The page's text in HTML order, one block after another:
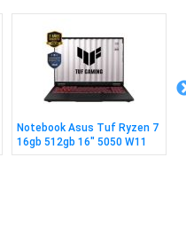
Notebook Asus Tuf Ryzen 7
16gb 512gb 16" 5050 W11